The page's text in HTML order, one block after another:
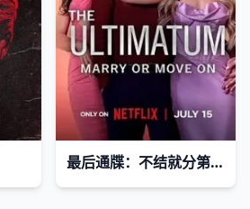
最后通牒：不结就分第四季